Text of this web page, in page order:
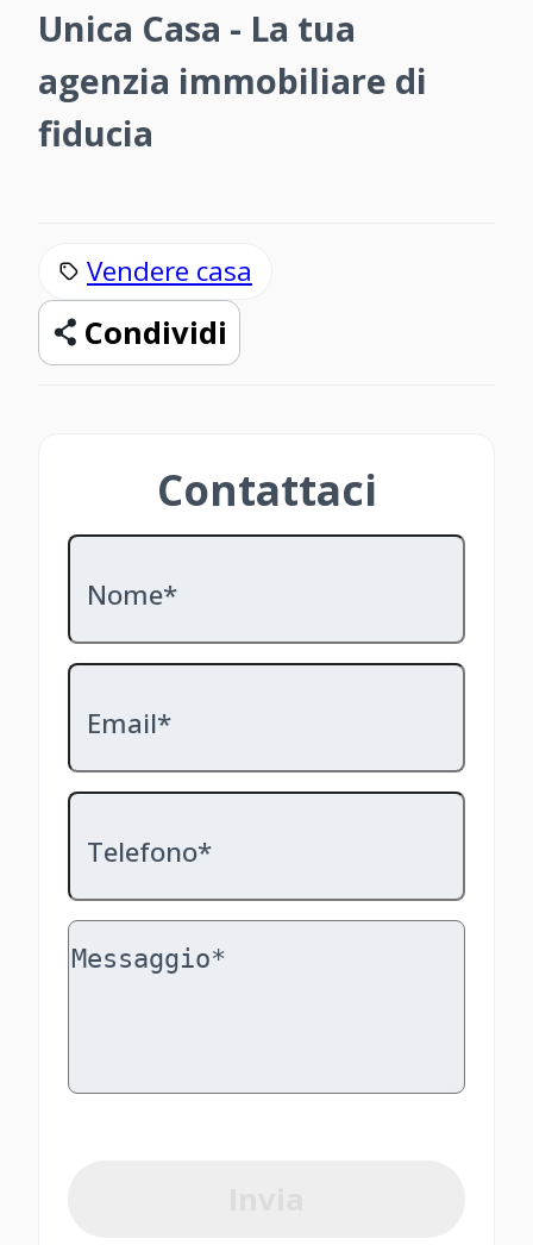
Unica Casa - La tua
agenzia immobiliare di
fiducia
Vendere casa
Condividi
Contattaci
Nome*
Email*
Telefono*